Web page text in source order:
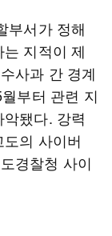
부서가 정해
지적이 제
사과 간 경계
부터 관련 지
됐다. 강력
의 사이버
경찰청 사이